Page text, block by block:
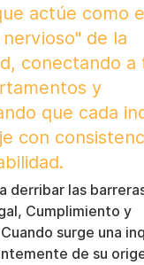
actúe como
de la
conectando a
y
que cada
con
derribar las
Cumplimiento y
surge una
de su